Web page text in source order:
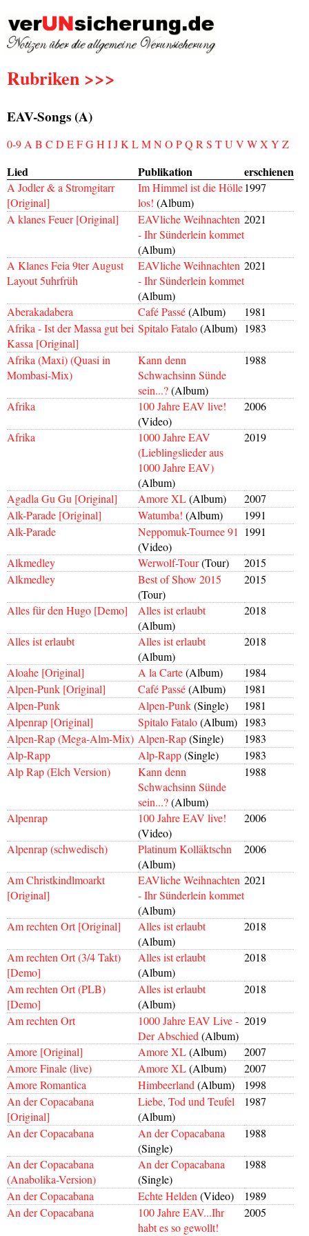
Rubriken >>>
EAV-Songs (A)
0-9 A B C D EFGH IJK LMNO PQ R S TU V WX Y Z
Lied Publikation erschienen
A Jodler & a Stromgitarr
[Original]
Im Himmel ist die Hölle
los! (Album)
1997
A klanes Feuer [Original]
EAVliche Weihnachten
- Ihr Sünderlein kommet
(Album)
2021
A Klanes Feia 9ter August
Layout 5uhrfrüh
EAVliche Weihnachten
- Ihr Sünderlein kommet
(Album)
2021
Aberakadabera Café Passé(Album)
1981
Afrika - Ist der Massa gut bei
Kassa [Original]
Spitalo Fatalo(Album) 1983
Afrika (Maxi) (Quasi in
Mombasi-Mix)
Kann denn
Schwachsinn Sünde
sein...?(Album)
1988
Afrika
100 Jahre EAV live!
(Video)
2006
Afrika
1000 Jahre EAV
(Lieblingslieder aus
1000 Jahre EAV)
(Album)
2019
Agadla Gu Gu [Original] Amore XL(Album)
2007
Alk-Parade [Original]
Watumba! (Album)
1991
Alk-Parade
Neppomuk-Tournee 91
(Video)
1991
Alkmedley Werwolf-Tour(Tour)
2015
Alkmedley
Best of Show 2015
(Tour)
2015
Alles für den Hugo [Demo]
Alles ist erlaubt
(Album)
2018
Alles ist erlaubt
Alles ist erlaubt
(Album)
2018
Aloahe [Original] A la Carte(Album)
1984
Alpen-Punk [Original]
Café Passé(Album)
1981
Alpen-Punk
Alpen-Punk(Single)
1981
Alpenrap [Original]
Spitalo Fatalo(Album) 1983
Alpen-Rap (Mega-Alm-Mix) Alpen-Rap(Single)
1983
Alp-Rapp
Alp-Rapp(Single)
1983
Alp Rap (Elch Version)
Kann denn
Schwachsinn Sünde
sein...?(Album)
1988
Alpenrap
100 Jahre EAV live!
(Video)
2006
Alpenrap (schwedisch)
Platinum Kolläktschn
(Album)
2006
Am Christkindlmoarkt
[Original]
EAVliche Weihnachten
- Ihr Sünderlein kommet
(Album)
2021
Am rechten Ort [Original]
Alles ist erlaubt
(Album)
2018
Am rechten Ort (3/4 Takt)
[Demo]
Alles ist erlaubt
(Album)
2018
Am rechten Ort (PLB)
[Demo]
Alles ist erlaubt
(Album)
2018
Am rechten Ort
1000 Jahre EAV Live -
Der Abschied(Album)
2019
Amore [Original] Amore XL(Album)
2007
Amore Finale (live)
Amore XL(Album)
2007
Amore Romantica
Himbeerland(Album)
1998
An der Copacabana
[Original]
Liebe, Tod und Teufel
(Album)
1987
An der Copacabana
An der Copacabana
(Single)
1988
An der Copacabana
(Anabolika-Version)
An der Copacabana
(Single)
1988
An der Copacabana Echte Helden(Video)
1989
An der Copacabana
100 Jahre EAV...Ihr
habt es so gewollt!
2005